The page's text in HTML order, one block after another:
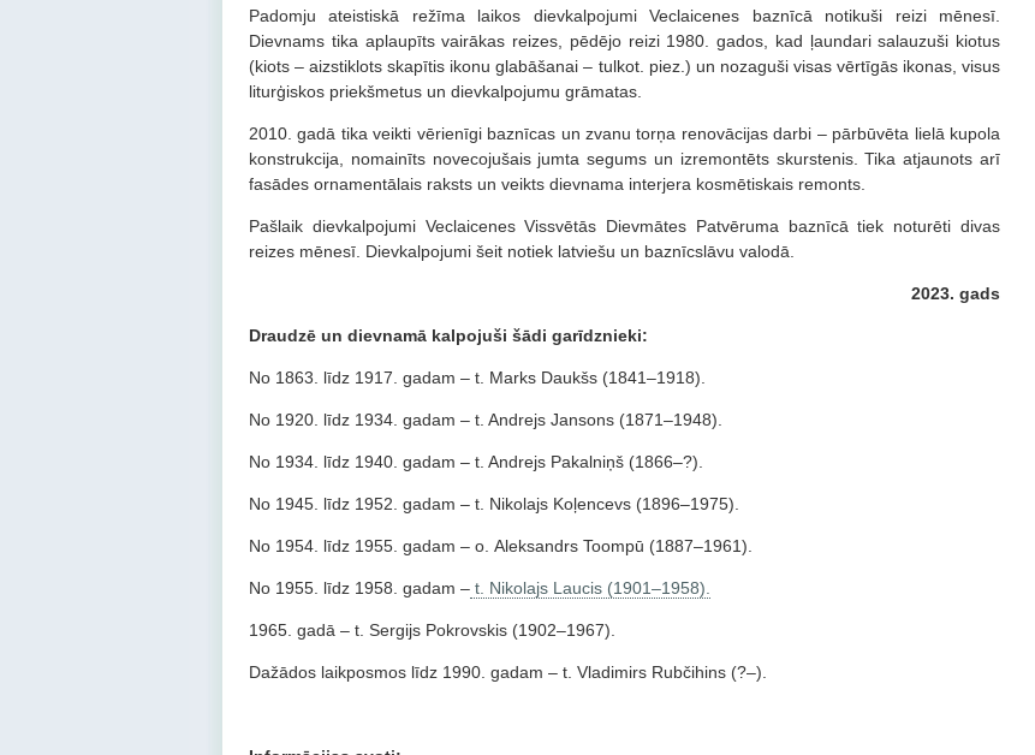
Padomju ateistiskā režīma laikos dievkalpojumi Veclaicenes baznīcā notikuši reizi mēnesī.
Dievnams tika aplaupīts vairākas reizes, pēdējo reizi 1980. gados, kad ļaundari salauzuši kiotus
(kiots – aizstiklots skapītis ikonu glabāšanai – tulkot. piez.) un nozaguši visas vērtīgās ikonas, visus
liturģiskos priekšmetus un dievkalpojumu grāmatas.
2010. gadā tika veikti vērienīgi baznīcas un zvanu torņa renovācijas darbi – pārbūvēta lielā kupola
konstrukcija, nomainīts novecojušais jumta segums un izremontēts skurstenis. Tika atjaunots arī
fasādes ornamentālais raksts un veikts dievnama interjera kosmētiskais remonts.
Pašlaik dievkalpojumi Veclaicenes Vissvētās Dievmātes Patvēruma baznīcā tiek noturēti divas
reizes mēnesī. Dievkalpojumi šeit notiek latviešu un baznīcslāvu valodā.
2023. gads
Draudzē un dievnamā kalpojuši šādi garīdznieki:
No 1863. līdz 1917. gadam – t. Marks Daukšs (1841–1918).
No 1920. līdz 1934. gadam – t. Andrejs Jansons (1871–1948).
No 1934. līdz 1940. gadam – t. Andrejs Pakalniņš (1866–?).
No 1945. līdz 1952. gadam – t. Nikolajs Koļencevs (1896–1975).
No 1954. līdz 1955. gadam – о. Аleksandrs Toompū (1887–1961).
No 1955. līdz 1958. gadam – t. Nikolajs Laucis (1901–1958).
1965. gadā – t. Sergijs Pokrovskis (1902–1967).
Dažādos laikposmos līdz 1990. gadam – t. Vladimirs Rubčihins (?–).